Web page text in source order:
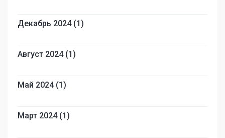
Декабрь 2024 (1)
Август 2024 (1)
Май 2024 (1)
Март 2024 (1)